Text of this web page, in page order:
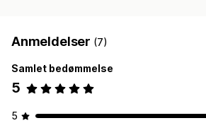
Anmeldelser (7)
Samlet bedømmelse
5
5